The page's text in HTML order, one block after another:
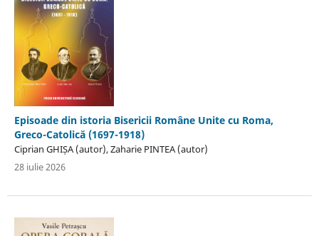
Episoade din istoria Bisericii Române Unite cu Roma,
Greco-Catolică (1697-1918)
Ciprian GHIȘA (autor), Zaharie PINTEA (autor)
28 iulie 2026